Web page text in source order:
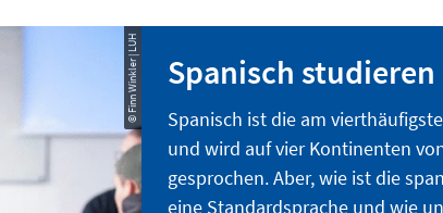
© Finn Winkler | LUH Spanisch studieren
Spanisch ist die am
und wird auf vier Kontinenten
gesprochen. Aber, wie ist die
eine Standardsprache und wie